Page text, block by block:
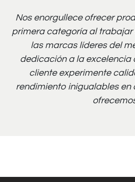
Nos enorgullece ofrecer
primera categoría al trabajar
las marcas líderes del
dedicación a la excelencia
cliente experimente
rendimiento inigualables